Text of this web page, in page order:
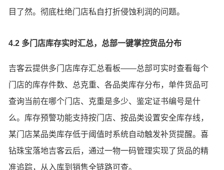
目了然。彻底杜绝门店私自打折侵蚀利润的问题。
4.2 多门店库存实时汇总，总部一键掌控货品分布
吉客云提供多门店库存汇总看板——总部可实时查看每个
门店的库存件数、总克重、各品类库存分布，单件货品可
查询当前在哪个门店、克重是多少、鉴定证书编号是什
么。库存预警功能支持按门店、按品类设置安全库存线，
某门店某品类库存低于阈值时系统自动触发补货提醒。喜
钻珠宝落地吉客云后，通过一物一码管理实现了货品的精
准追踪，从入库到销售全链路可查。